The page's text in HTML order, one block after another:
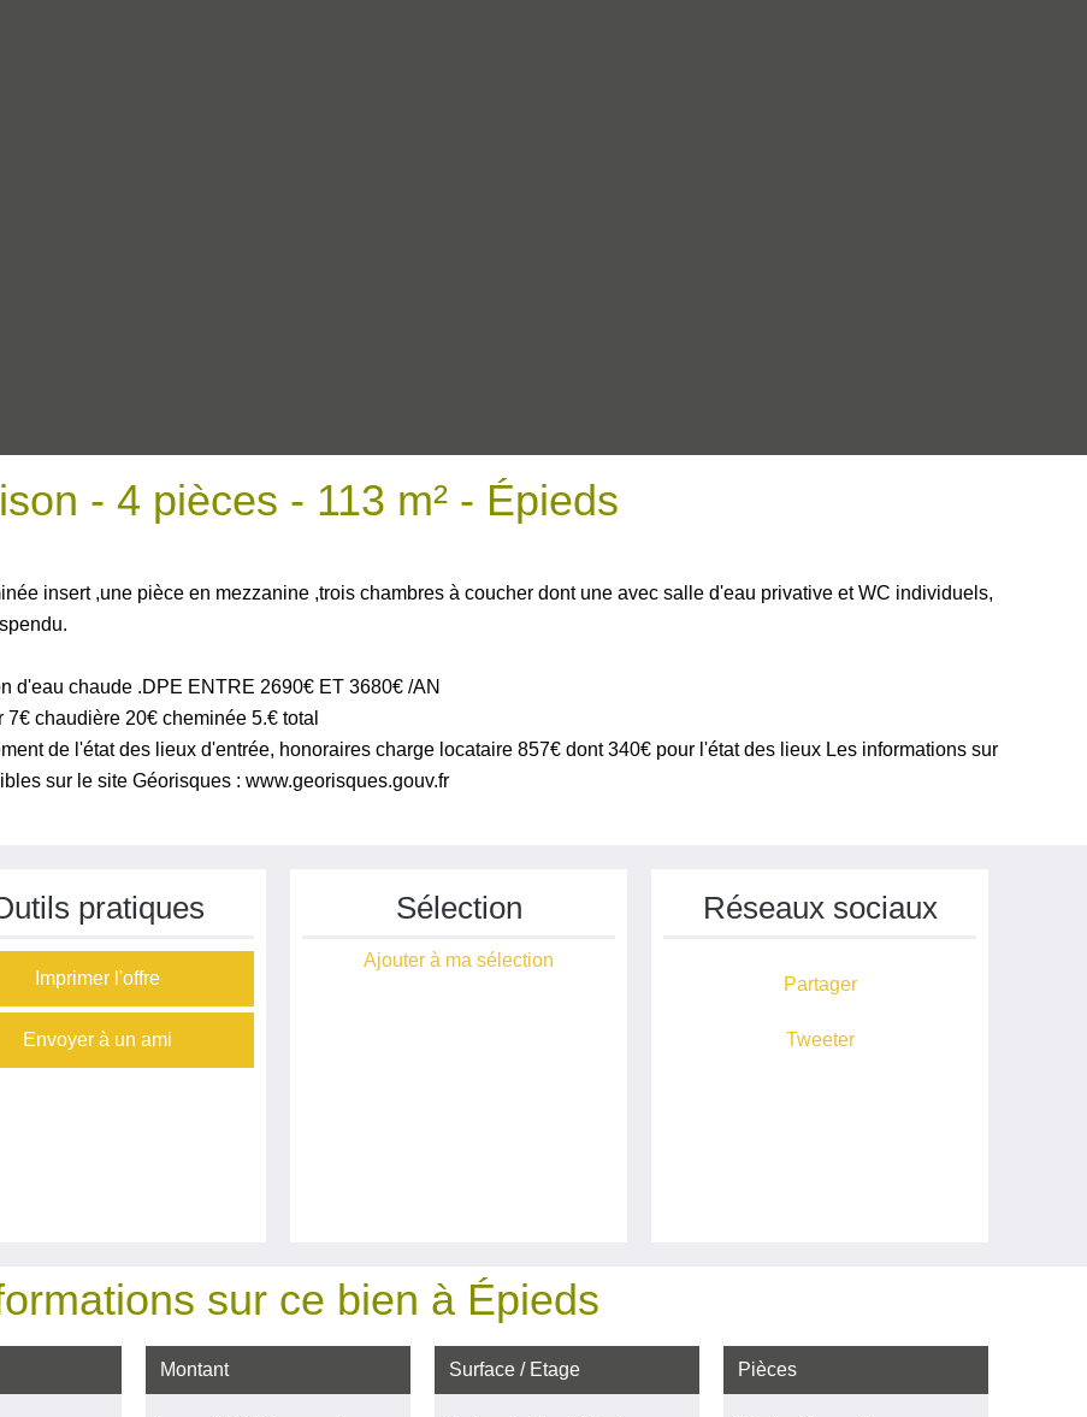
- 4 pièces - 113 m² - Épieds
insert ,une pièce en mezzanine ,trois chambres à coucher dont une avec salle d'eau privative et WC individuels,
d'eau chaude .DPE ENTRE 2690€ ET 3680€ /AN
chaudière 20€ cheminée 5.€ total
de l'état des lieux d'entrée, honoraires charge locataire 857€ dont 340€ pour l'état des lieux Les informations sur
sur le site Géorisques : www.georisques.gouv.fr
pratiques
Imprimer l'offre
Envoyer à un ami
Sélection
Ajouter à ma sélection
Réseaux sociaux
Partager
Tweeter
sur ce bien à Épieds
Montant Surface / Etage Pièces